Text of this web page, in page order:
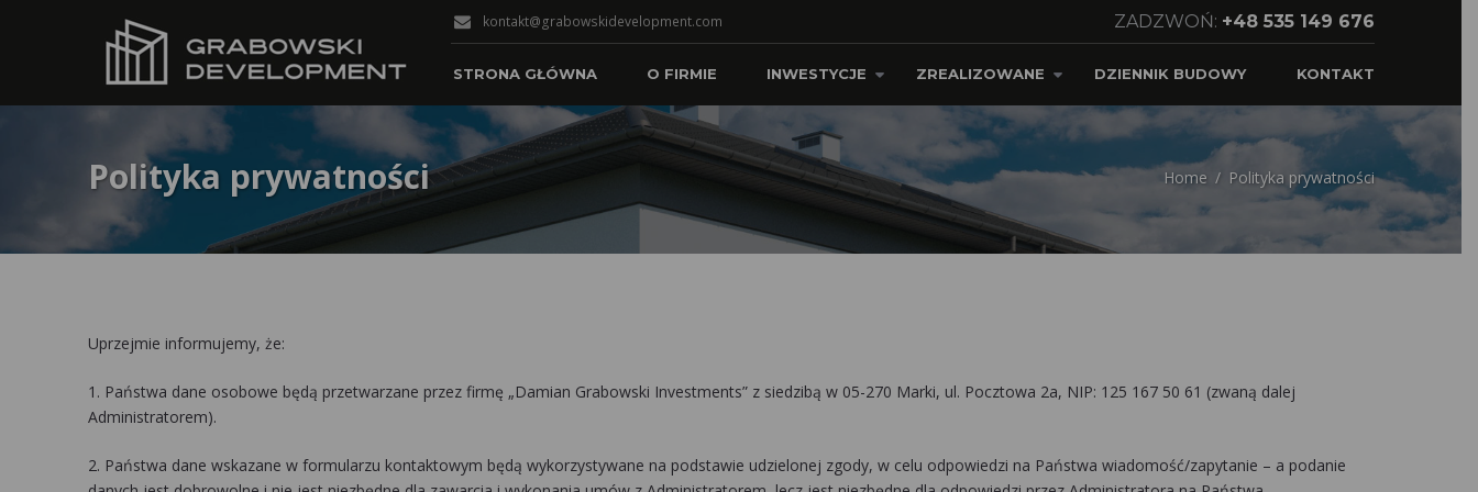
kontakt@grabowskidevelopment.com ZADZWOŃ: +48 535 149 676
STRONA GŁÓWNA O FIRMIE INWESTYCJE ZREALIZOWANE DZIENNIK BUDOWY KONTAKT
Polityka prywatności Home Polityka prywatności
Uprzejmie informujemy, że:
1. Państwa dane osobowe będą przetwarzane przez firmę „Damian Grabowski Investments” z siedzibą w 05-270 Marki, ul. Pocztowa 2a, NIP: 125 167 50 61 (zwaną dalej
Administratorem).
2. Państwa dane wskazane w formularzu kontaktowym będą wykorzystywane na podstawie udzielonej zgody, w celu odpowiedzi na Państwa wiadomość/zapytanie – a podanie